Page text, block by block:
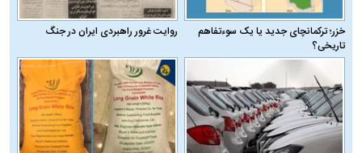
خزر؛ ترکمانچای جدید یا یک سوءتفاهم
تاریخی؟
روایت غرور راهبردی ایران در جنگ